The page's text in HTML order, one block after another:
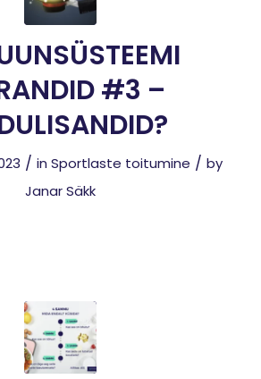
#3 –
/ in Sportlaste toitumine / by
Janar Säkk